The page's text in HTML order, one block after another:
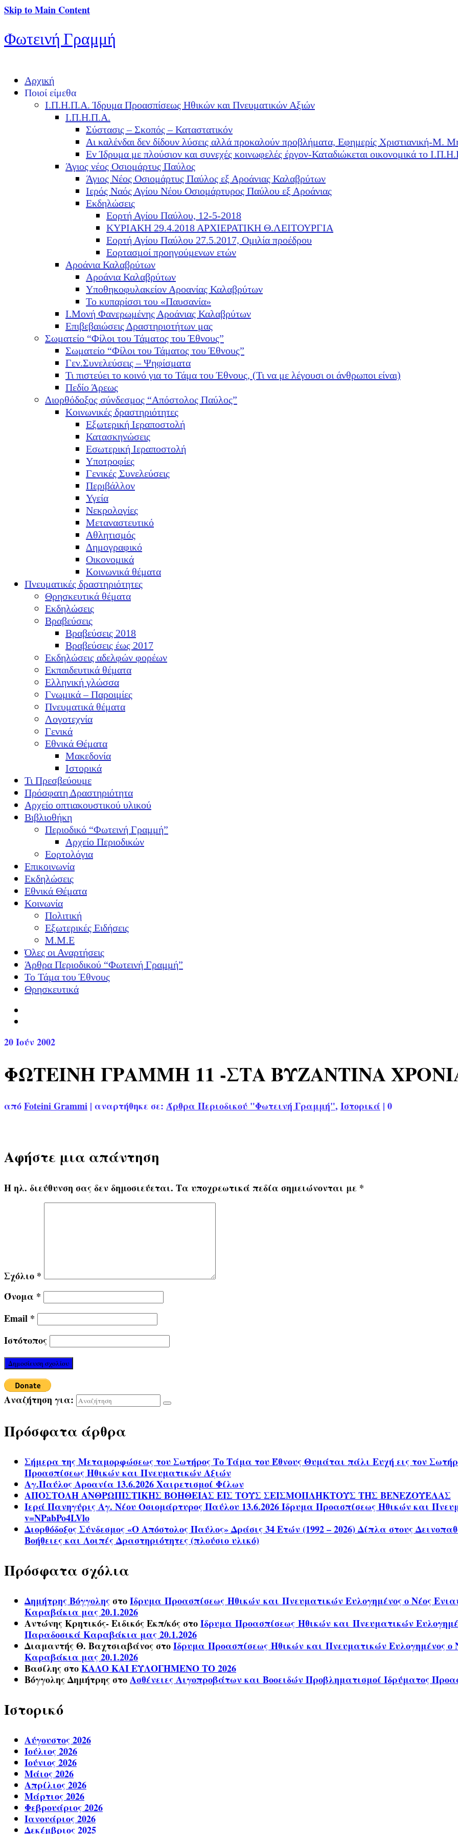
Skip to Main Content
Φωτεινή Γραμμή
Αρχική
Ποιοί είμεθα
Ι.Π.Η.Π.Α. Ίδρυμα Προασπίσεως Ηθικών και Πνευματικών Αξιών
Ι.Π.Η.Π.Α.
Σύστασις – Σκοπός – Καταστατικόν
Αι καλένδαι δεν δίδουν λύσεις αλλά προκαλούν προβλήματα, Εφημερίς Χριστιανική-Μ.
Εν Ίδρυμα με πλούσιον και συνεχές κοινωφελές έργον-Καταδιώκεται οικονομικά το
Άγιος νέος Οσιομάρτυς Παύλος
Άγιος Νέος Οσιομάρτυς Παύλος εξ Αροάνιας Καλαβρύτων
Ιερός Ναός Αγίου Νέου Οσιομάρτυρος Παύλου εξ Αροάνιας
Εκδηλώσεις
Εορτή Αγίου Παύλου, 12-5-2018
ΚΥΡΙΑΚΗ 29.4.2018 ΑΡΧΙΕΡΑΤΙΚΗ Θ.ΛΕΙΤΟΥΡΓΙΑ
Εορτή Αγίου Παύλου 27.5.2017, Ομιλία προέδρου
Εορτασμοί προηγούμενων ετών
Αροάνια Καλαβρύτων
Αροάνια Καλαβρύτων
Υποθηκοφυλακείον Αροανίας Καλαβρύτων
Το κυπαρίσσι του «Παυσανία»
Ι.Μονή Φανερωμένης Αροάνιας Καλαβρύτων
Επιβεβαιώσεις Δραστηριοτήτων μας
Σωματείο “Φίλοι του Τάματος του Έθνους”
Σωματείο “Φίλοι του Τάματος του Έθνους”
Γεν.Συνελεύσεις – Ψηφίσματα
Τι πιστεύει το κοινό για το Τάμα του Έθνους, (Τι να με λέγουσι οι άνθρωποι είναι)
Πεδίο Άρεως
Διορθόδοξος σύνδεσμος “Απόστολος Παύλος”
Κοινωνικές δραστηριότητες
Εξωτερική Ιεραποστολή
Κατασκηνώσεις
Εσωτερική Ιεραποστολή
Υποτροφίες
Γενικές Συνελεύσεις
Περιβάλλον
Υγεία
Νεκρολογίες
Μεταναστευτικό
Αθλητισμός
Δημογραφικό
Οικονομικά
Κοινωνικά θέματα
Πνευματικές δραστηριότητες
Θρησκευτικά θέματα
Εκδηλώσεις
Βραβεύσεις
Βραβεύσεις 2018
Βραβεύσεις έως 2017
Εκδηλώσεις αδελφών φορέων
Εκπαιδευτικά θέματα
Ελληνική γλώσσα
Γνωμικά – Παροιμίες
Πνευματικά θέματα
Λογοτεχνία
Γενικά
Εθνικά Θέματα
Μακεδονία
Ιστορικά
Τι Πρεσβεύουμε
Πρόσφατη Δραστηριότητα
Αρχείο οπτιακουστικού υλικού
Βιβλιοθήκη
Περιοδικό “Φωτεινή Γραμμή”
Αρχείο Περιοδικών
Εορτολόγια
Επικοινωνία
Εκδηλώσεις
Εθνικά Θέματα
Κοινωνία
Πολιτική
Εξωτερικές Ειδήσεις
Μ.Μ.Ε
Όλες οι Αναρτήσεις
Άρθρα Περιοδικού “Φωτεινή Γραμμή”
Το Τάμα του Έθνους
Θρησκευτικά
20Ιούν 2002
ΦΩΤΕΙΝΗ ΓΡΑΜΜΗ 11 -ΣΤΑ ΒΥΖΑΝΤΙΝΑ
απόFoteini Grammi | αναρτήθηκε σε: Άρθρα Περιοδικού "Φωτεινή Γραμμή", Ιστορικά | 0
Αφήστε μια απάντηση
Η ηλ. διεύθυνση σας δεν δημοσιεύεται. Τα υποχρεωτικά πεδία σημειώνονται με *
Σχόλιο *
Όνομα *
Email *
Ιστότοπος
Αναζήτηση για:
Πρόσφατα άρθρα
Σήμερα της Μεταμορφώσεως του Σωτήρος Το Τάμα του Έθνους Θυμάται πάλι Ευχή εις τον
Προασπίσεως Ηθικών και Πνευματικών Αξιών
Αγ.Παύλος Αροανία 13.6.2026 Χαιρετισμοί Φίλων
ΑΠΟΣΤΟΛΗ ΑΝΘΡΩΠΙΣΤΙΚΗΣ ΒΟΗΘΕΙΑΣ ΕΙΣ ΤΟΥΣ ΣΕΙΣΜΟΠΛΗΚΤΟΥΣ ΤΗΣ ΒΕΝΕΖΟΥΕΛΑΣ
Ιερά Πανηγύρις Αγ. Νέου Οσιομάρτυρος Παύλου 13.6.2026 Ίδρυμα Προασπίσεως Ηθικών και
v=NPabPo4LVlo
Διορθόδοξος Σύνδεσμος «Ο Απόστολος Παύλος» Δράσις 34 Ετών (1992 – 2026) Δίπλα στους
Βοήθειες και Λοιπές Δραστηριότητες (πλούσιο υλικό)
Πρόσφατα σχόλια
Δημήτρης ΒόγγοληςστοΊδρυμα Προασπίσεως Ηθικών και Πνευματικών Ευλογημένος ο Νέος
Καραβάκια μας 20.1.2026
Αντώνης Κρητικός- Ειδικός Εκπ/κόςστοΊδρυμα Προασπίσεως Ηθικών και Πνευματικών
Παραδοσικά Καραβάκια μας 20.1.2026
Διαμαντής Θ. ΒαχτσιαβάνοςστοΊδρυμα Προασπίσεως Ηθικών και Πνευματικών Ευλογημένος ο
Καραβάκια μας 20.1.2026
ΒασίληςστοΚΑΛΟ ΚΑΙ ΕΥΛΟΓΗΜΕΝΟ ΤΟ 2026
Βόγγολης ΔημήτρηςστοΑσθένειες Αιγοπροβάτων και Βοοειδών Προβληματισμοί Ιδρύματος
Ιστορικό
Αύγουστος 2026
Ιούλιος 2026
Ιούνιος 2026
Μάιος 2026
Απρίλιος 2026
Μάρτιος 2026
Φεβρουάριος 2026
Ιανουάριος 2026
Δεκέμβριος 2025